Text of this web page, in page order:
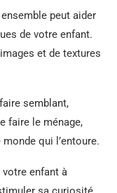
peut aider
de votre enfant.
et de textures
semblant,
faire le ménage,
qui l’entoure.
votre enfant à